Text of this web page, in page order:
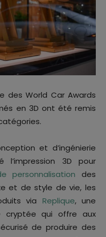
des World Car Awards
en 3D ont été remis
et d’ingénierie
3D pour
personnalisation des
et de style de vie, les
via Replique, une
cryptée qui offre aux
de produire des